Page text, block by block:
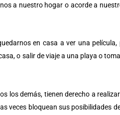
a nuestro hogar o acorde a
en casa a ver una película,
o salir de viaje a una playa o
los demás, tienen derecho a
veces bloquean sus posibilidades